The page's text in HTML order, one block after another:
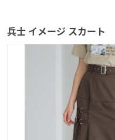
兵士 イメージ スカート